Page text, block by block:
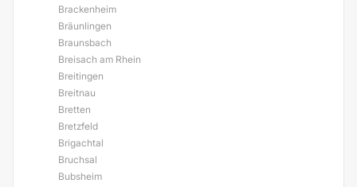
Brackenheim
Bräunlingen
Braunsbach
Breisach am Rhein
Breitingen
Breitnau
Bretten
Bretzfeld
Brigachtal
Bruchsal
Bubsheim